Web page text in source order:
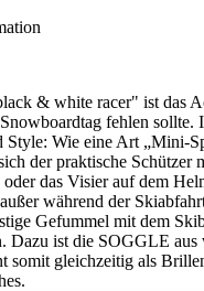
& white racer" ist das
fehlen sollte.
Wie eine Art „Mini-
der praktische Schützer
das Visier auf dem
während der
Gefummel mit dem
Dazu ist die SOGGLE
somit gleichzeitig als